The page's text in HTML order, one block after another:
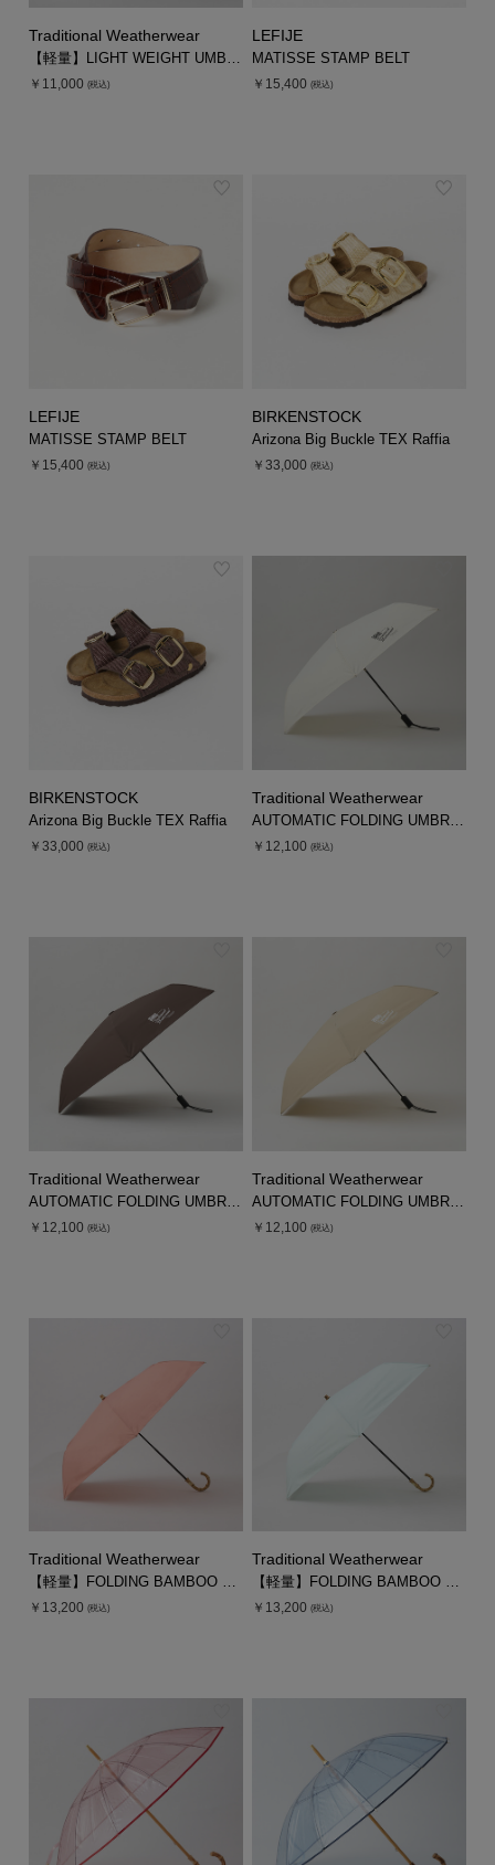
Traditional Weatherwear
￥11,000 (税込)
LEFIJE
MATISSE STAMP BELT
￥15,400 (税込)
LEFIJE
MATISSE STAMP BELT
￥15,400 (税込)
BIRKENSTOCK
Arizona Big Buckle TEX Raffia
￥33,000 (税込)
BIRKENSTOCK
Arizona Big Buckle TEX Raffia
￥33,000 (税込)
Traditional Weatherwear
AUTOMATIC FOLDING UMBRELLA
￥12,100 (税込)
Traditional Weatherwear
AUTOMATIC FOLDING UMBRELLA
￥12,100 (税込)
Traditional Weatherwear
AUTOMATIC FOLDING UMBRELLA
￥12,100 (税込)
Traditional Weatherwear
【軽量】FOLDING BAMBOO UMBRELLA MINI
￥13,200 (税込)
Traditional Weatherwear
【軽量】FOLDING BAMBOO UMBRELLA MINI
￥13,200 (税込)